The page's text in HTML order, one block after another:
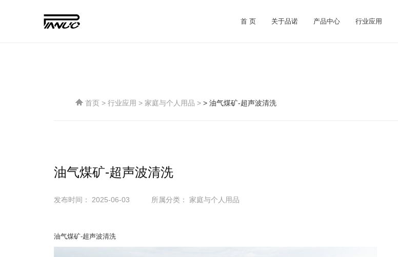
首 页 关于品诺 产品中心 行业应用
首页 > 行业应用 > 家庭与个人用品 > > 油气煤矿-超声波清洗
油气煤矿-超声波清洗
发布时间： 2025-06-03 所属分类： 家庭与个人用品
油气煤矿-超声波清洗